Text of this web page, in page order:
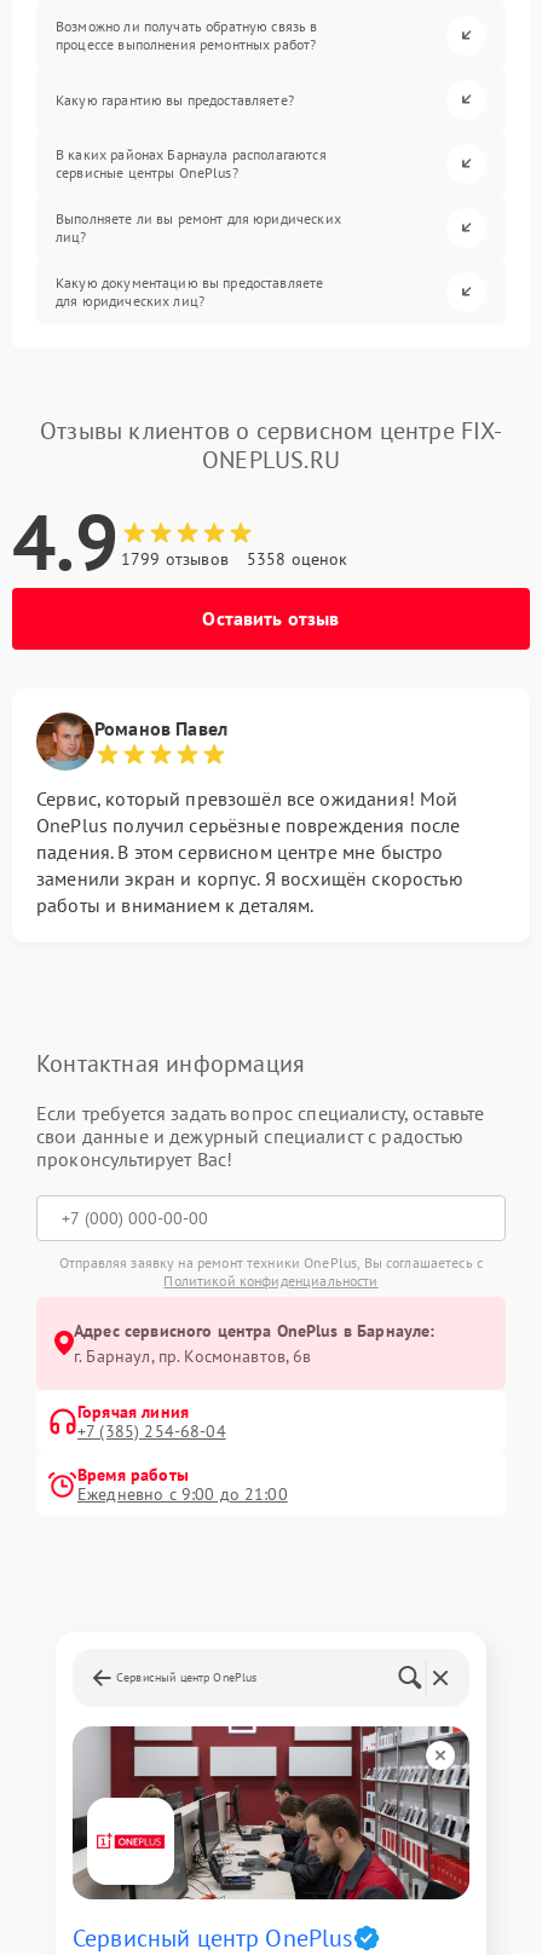
Возможно ли получать обратную связь в
процессе выполнения ремонтных работ?
Какую гарантию вы предоставляете?
В каких районах Барнаула располагаются
сервисные центры OnePlus?
Выполняете ли вы ремонт для юридических
лиц?
Какую документацию вы предоставляете
для юридических лиц?
Отзывы клиентов о сервисном центре FIX-
ONEPLUS.RU
4.9 1799 отзывов 5358 оценок
Оставить отзыв
Романов Павел
Сервис, который превзошёл все ожидания! Мой
OnePlus получил серьёзные повреждения после
падения. В этом сервисном центре мне быстро
заменили экран и корпус. Я восхищён скоростью
работы и вниманием к деталям.
Контактная информация
Если требуется задать вопрос специалисту, оставьте
свои данные и дежурный специалист с радостью
проконсультирует Вас!
Отправляя заявку на ремонт техники OnePlus, Вы соглашаетесь с
Политикой конфиденциальности
Адрес сервисного центра OnePlus в Барнауле:
г. Барнаул, ​пр. Космонавтов, 6в
Горячая линия
+7 (385) 254-68-04
Время работы
Ежедневно с 9:00 до 21:00
Сервисный центр OnePlus
Сервисный центр OnePlus